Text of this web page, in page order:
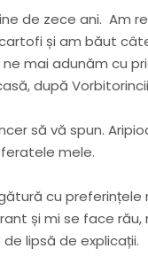
de zece ani.
și am băut
mai adunăm cu
după
să vă spun.
mele.
cu
și mi se face
de lipsă de explicații.